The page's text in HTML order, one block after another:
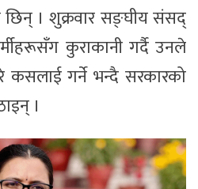
। शुक्रवार सङ्घीय संसद्
कुराकानी गर्दै उनले
कसलाई गर्ने भन्दै सरकारको
।